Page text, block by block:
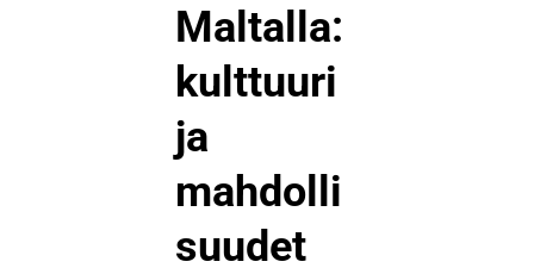
Maltalla:
kulttuuri
ja
mahdolli
suudet